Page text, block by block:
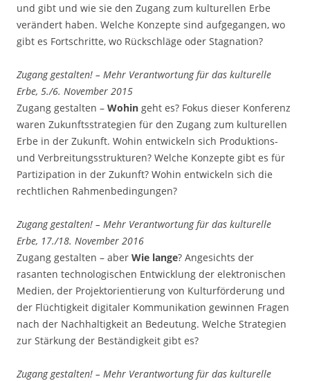
und gibt und wie sie den Zugang zum kulturellen Erbe
verändert haben. Welche Konzepte sind aufgegangen, wo
gibt es Fortschritte, wo Rückschläge oder Stagnation?
Zugang gestalten! – Mehr Verantwortung für das kulturelle
Erbe, 5./6. November 2015
Zugang gestalten – Wohin geht es? Fokus dieser Konferenz
waren Zukunftsstrategien für den Zugang zum kulturellen
Erbe in der Zukunft. Wohin entwickeln sich Produktions-
und Verbreitungsstrukturen? Welche Konzepte gibt es für
Partizipation in der Zukunft? Wohin entwickeln sich die
rechtlichen Rahmenbedingungen?
Zugang gestalten! – Mehr Verantwortung für das kulturelle
Erbe, 17./18. November 2016
Zugang gestalten – aber Wie lange? Angesichts der
rasanten technologischen Entwicklung der elektronischen
Medien, der Projektorientierung von Kulturförderung und
der Flüchtigkeit digitaler Kommunikation gewinnen Fragen
nach der Nachhaltigkeit an Bedeutung. Welche Strategien
zur Stärkung der Beständigkeit gibt es?
Zugang gestalten! – Mehr Verantwortung für das kulturelle